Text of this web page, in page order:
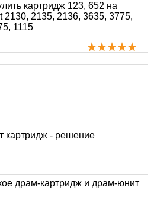
картридж 123, 652 на
2135, 2136, 3635, 3775,
1115
картридж - решение
драм-картридж и драм-юнит